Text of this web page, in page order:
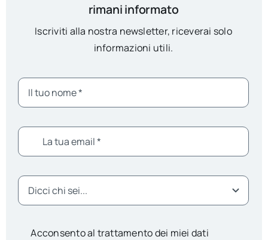
rimani informato
Iscriviti alla nostra newsletter, riceverai solo
informazioni utili.
Acconsento al trattamento dei miei dati